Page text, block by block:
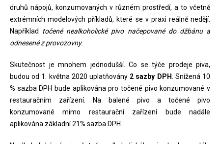
druhů nápojů, konzumovaných v různém prostředí, a to včetně
extrémních modelových příkladů, které se v praxi reálně nedějí.
Například točené nealkoholické pivo načepované do džbánu a
odnesené z provozovny.
Skutečnost je mnohem jednodušší. Co se týče prodeje piva,
budou od 1. května 2020 uplatňovány 2 sazby DPH
. Snížená 10
% sazba DPH bude aplikována pro točené pivo konzumované v
restauračním zařízení. Na balené pivo a točené pivo
konzumované mimo restaurační zařízení bude nadále
aplikována základní 21% sazba DPH.